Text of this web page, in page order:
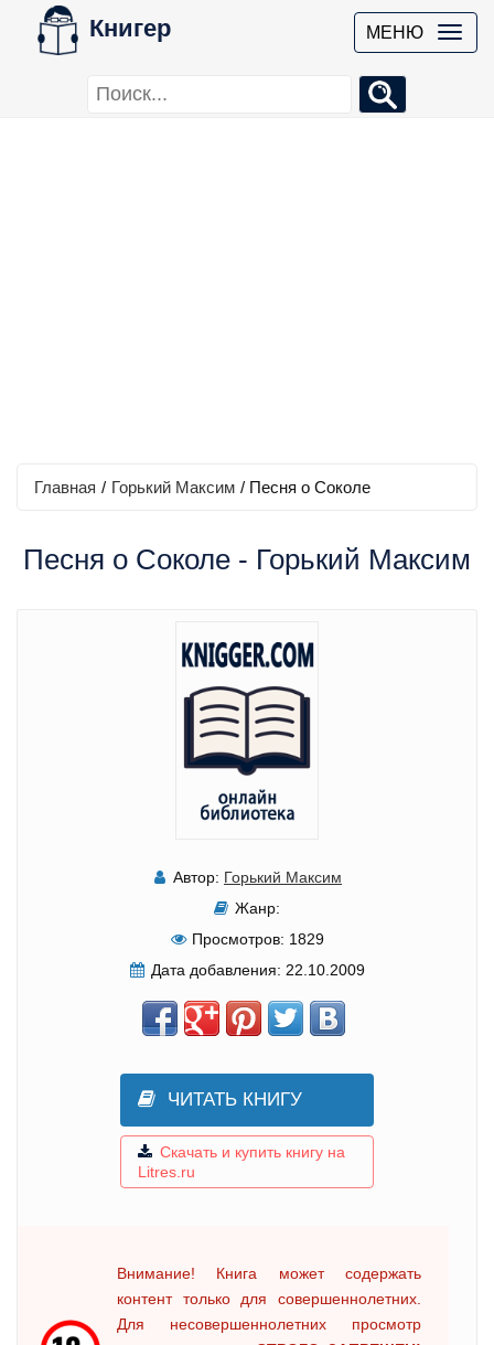
Книгер МЕНЮ
Главная / Горький Максим / Песня о Соколе
Песня о Соколе - Горький Максим
Автор: Горький Максим
Жанр:
Просмотров: 1829
Дата добавления: 22.10.2009
ЧИТАТЬ КНИГУ
Скачать и купить книгу на
Litres.ru
Внимание! Книга может содержать
контент только для совершеннолетних.
Для несовершеннолетних просмотр